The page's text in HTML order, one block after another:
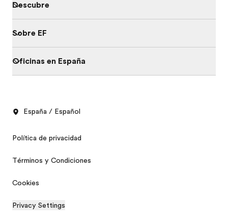
Descubre
Sobre EF
Oficinas en España
España / Español
Política de privacidad
Términos y Condiciones
Cookies
Privacy Settings